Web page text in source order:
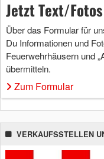
Jetzt Text/
Über das Formular für
Du Informationen und
Feuerwehrhäusern und
übermitteln.
Zum Formular
VERKAUFSSTELLEN